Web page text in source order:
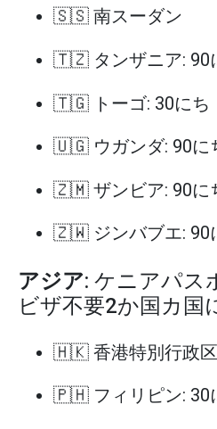
🇸🇸 南スーダン
🇹🇿 タンザニア: 90
🇹🇬 トーゴ: 30にち
🇺🇬 ウガンダ: 90に
🇿🇲 ザンビア: 90に
🇿🇼 ジンバブエ: 90
アジア: ケニアパス
ビザ不要2か国カ国
🇭🇰 香港特別行政区
🇵🇭 フィリピン: 30